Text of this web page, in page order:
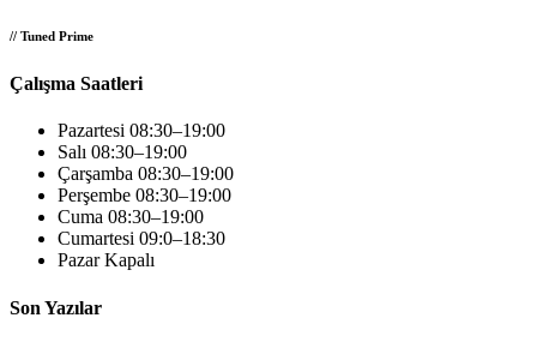
// Tuned Prime
Çalışma Saatleri
Pazartesi 08:30–19:00
Salı 08:30–19:00
Çarşamba 08:30–19:00
Perşembe 08:30–19:00
Cuma 08:30–19:00
Cumartesi 09:0–18:30
PazarKapalı
Son Yazılar